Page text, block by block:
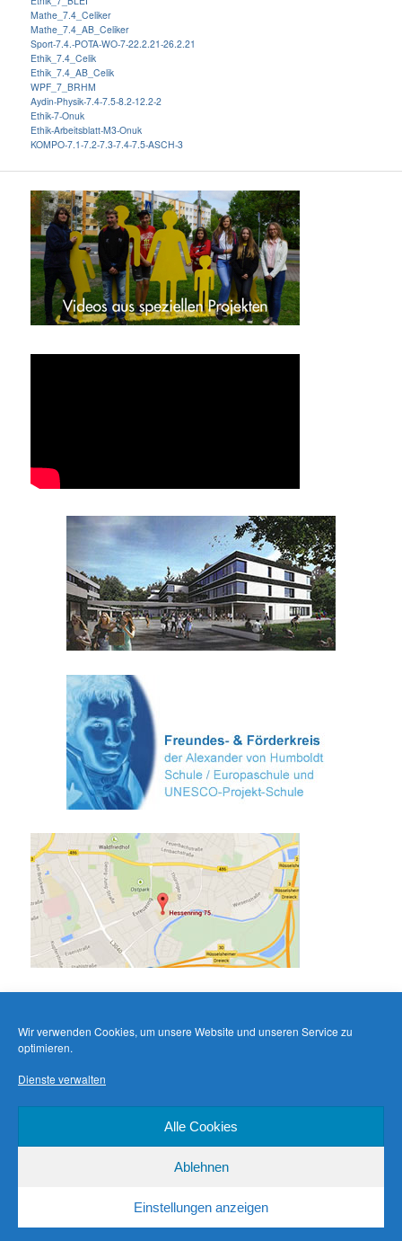
Wir verwenden Cookies, um unsere Website und unseren Service zu
optimieren.
Dienste verwalten
Alle Cookies
Ablehnen
Einstellungen anzeigen
Mathe_7.4_Celiker
Mathe_7.4_AB_Celiker
Sport-7.4.-POTA-WO-7-22.2.21-26.2.21
Ethik_7.4_Celik
Ethik_7.4_AB_Celik
WPF_7_BRHM
Aydin-Physik-7.4-7.5-8.2-12.2-2
Ethik-7-Onuk
Ethik-Arbeitsblatt-M3-Onuk
KOMPO-7.1-7.2-7.3-7.4-7.5-ASCH-3
Datenschutz Stolz präsentiert von WordPress